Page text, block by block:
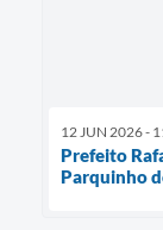
12 JUN 2026 -
Prefeito
Parquinho